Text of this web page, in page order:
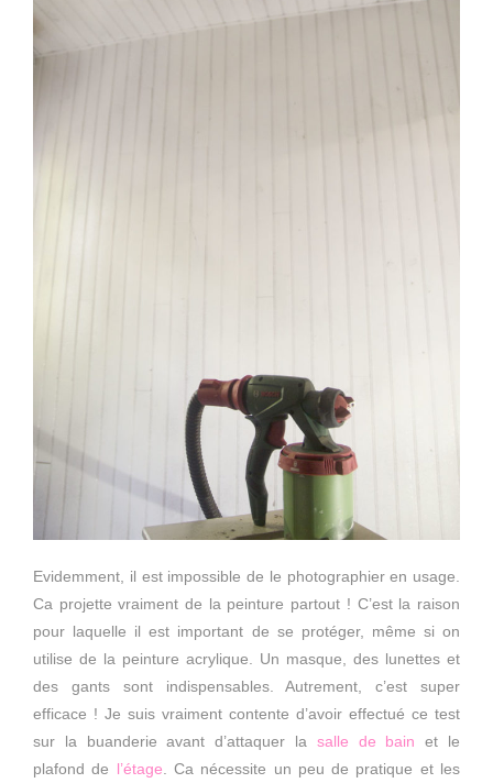
Evidemment, il est impossible de le photographier en usage.
Ca projette vraiment de la peinture partout ! C’est la raison
pour laquelle il est important de se protéger, même si on
utilise de la peinture acrylique. Un masque, des lunettes et
des gants sont indispensables. Autrement, c’est super
efficace ! Je suis vraiment contente d’avoir effectué ce test
sur la buanderie avant d’attaquer la salle de bain et le
plafond de l’étage. Ca nécessite un peu de pratique et les